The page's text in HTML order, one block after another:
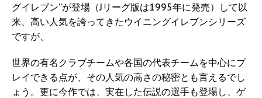
グイレブン”が登場（Jリーグ版は1995年に発売）して以
来、高い人気を誇ってきたウイニングイレブンシリーズ
ですが、
世界の有名クラブチームや各国の代表チームを中心にプ
レイできる点が、その人気の高さの秘密とも言えるでし
ょう。更に今作では、実在した伝説の選手も登場し、ゲ